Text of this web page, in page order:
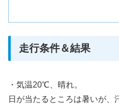
走行条件＆結果
・気温20℃、晴れ。
日が当たるところは暑いが、